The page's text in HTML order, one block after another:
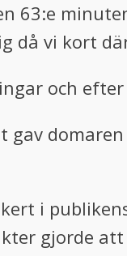
63:e
då vi kort
och
gav
i
gjorde